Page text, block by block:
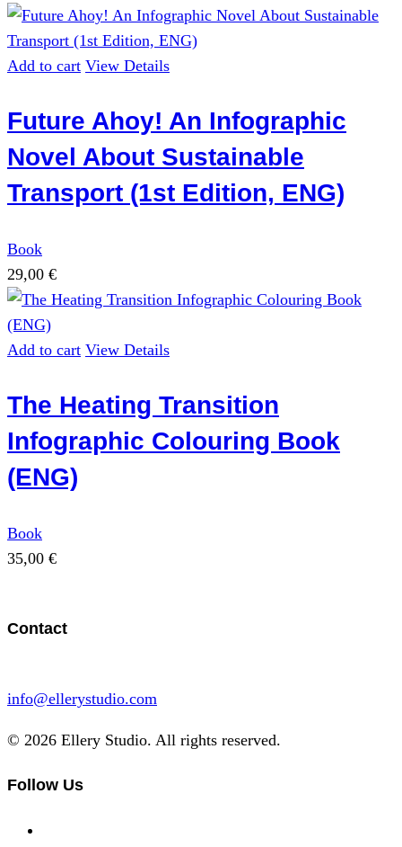
Add to cart View Details
Future Ahoy! An Infographic
Novel About Sustainable
Transport (1st Edition, ENG)
Book
29,00 €
Add to cart View Details
The Heating Transition
Infographic Colouring Book
(ENG)
Book
35,00 €
Contact
info@ellerystudio.com
© 2026 Ellery Studio. All rights reserved.
Follow Us